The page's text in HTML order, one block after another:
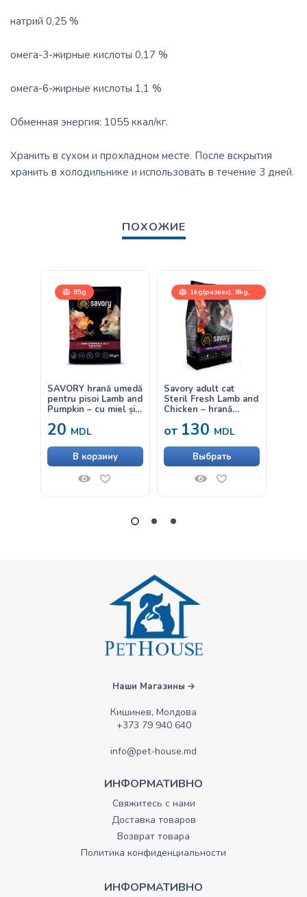
натрий 0,25 %
омега-3-жирные кислоты 0,17 %
омега-6-жирные кислоты 1,1 %
Обменная энергия: 1055 ккал/кг.
Хранить в сухом и прохладном месте. После вскрытия
хранить в холодильнике и использовать в течение 3 дней.
ПОХОЖИЕ
85g
SAVORY hrană umedă
pentru pisoi Lamb and
Pumpkin – cu miel și
20 MDL
В корзину
1kg(развес), 8kg,
400g, 2kg
Savory adult cat
Steril Fresh Lamb and
Chicken – hrană
pentru pisici adulte
от 130 MDL
Выбрать
Наши Магазины
Кишинев, Молдова
+373 79 940 640
info@pet-house.md
ИНФОРМАТИВНО
Свяжитесь с нами
Доставка товаров
Возврат товара
Политика конфиденциальности
ИНФОРМАТИВНО